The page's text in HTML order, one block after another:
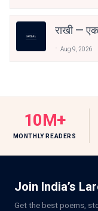
राखी —
Aug 9, 2026
10M+
MONTHLY READERS
Join India’s
Get the best poems,